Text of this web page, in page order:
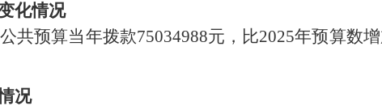
化情况
共预算当年拨款75034988元，比2025年预算数
况